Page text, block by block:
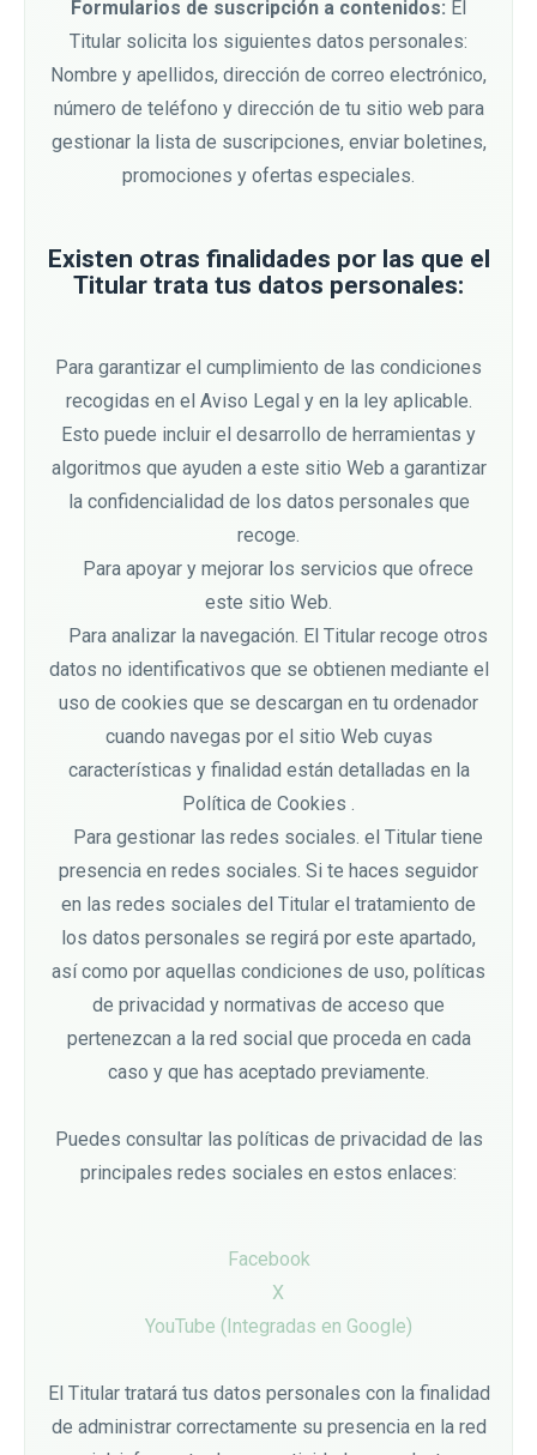
Formularios de suscripción a contenidos: El
Titular solicita los siguientes datos personales:
Nombre y apellidos, dirección de correo electrónico,
número de teléfono y dirección de tu sitio web para
gestionar la lista de suscripciones, enviar boletines,
promociones y ofertas especiales.
Existen otras finalidades por las que el
Titular trata tus datos personales:
Para garantizar el cumplimiento de las condiciones
recogidas en el Aviso Legal y en la ley aplicable.
Esto puede incluir el desarrollo de herramientas y
algoritmos que ayuden a este sitio Web a garantizar
la confidencialidad de los datos personales que
recoge.
Para apoyar y mejorar los servicios que ofrece
este sitio Web.
Para analizar la navegación. El Titular recoge otros
datos no identificativos que se obtienen mediante el
uso de cookies que se descargan en tu ordenador
cuando navegas por el sitio Web cuyas
características y finalidad están detalladas en la
Política de Cookies .
Para gestionar las redes sociales. el Titular tiene
presencia en redes sociales. Si te haces seguidor
en las redes sociales del Titular el tratamiento de
los datos personales se regirá por este apartado,
así como por aquellas condiciones de uso, políticas
de privacidad y normativas de acceso que
pertenezcan a la red social que proceda en cada
caso y que has aceptado previamente.
Puedes consultar las políticas de privacidad de las
principales redes sociales en estos enlaces:
Facebook
X
YouTube (Integradas en Google)
El Titular tratará tus datos personales con la finalidad
de administrar correctamente su presencia en la red